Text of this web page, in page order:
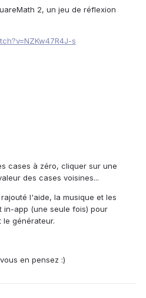
2, un jeu de réflexion
s
cases à zéro, cliquer sur une
des cases voisines...
l'aide, la musique et les
in-app (une seule fois) pour
le générateur.
en pensez :)